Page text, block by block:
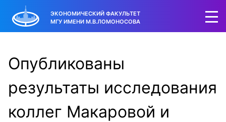
ЭКОНОМИЧЕСКИЙ ФАКУЛЬТЕТ
МГУ ИМЕНИ М.В.ЛОМОНОСОВА
Опубликованы
результаты исследования
коллег Макаровой и